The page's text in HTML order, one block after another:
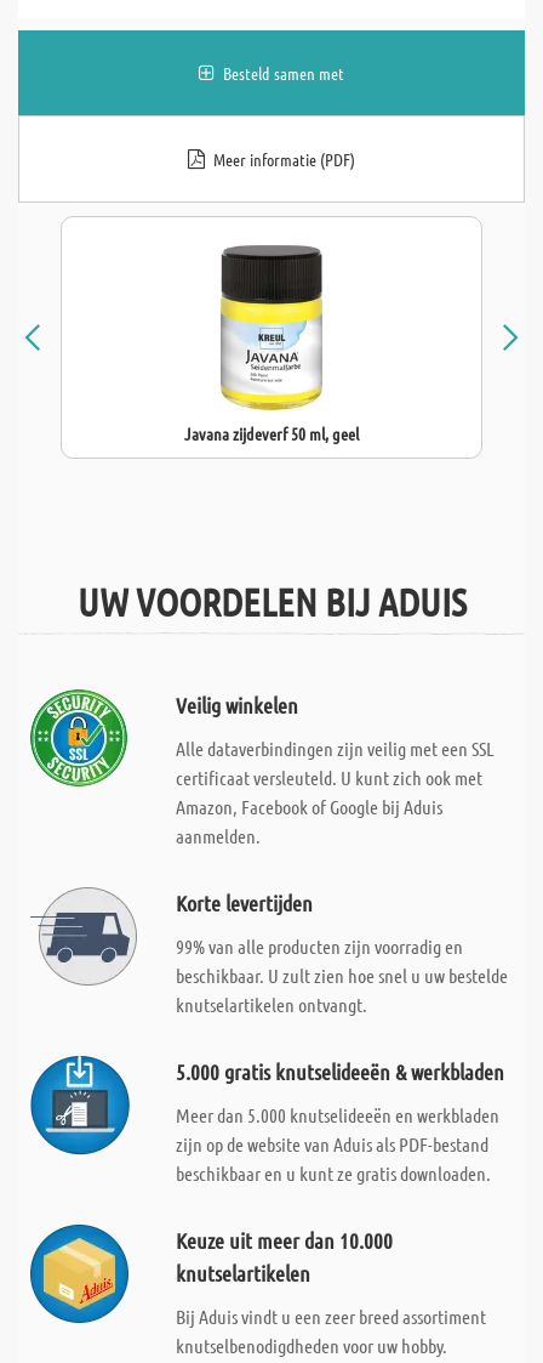
Besteld samen met
Meer informatie (PDF)
Javana zijdeverf 50 ml, geel
UW VOORDELEN BIJ ADUIS
Veilig winkelen
Alle dataverbindingen zijn veilig met een SSL
certificaat versleuteld. U kunt zich ook met
Amazon, Facebook of Google bij Aduis
aanmelden.
Korte levertijden
99% van alle producten zijn voorradig en
beschikbaar. U zult zien hoe snel u uw bestelde
knutselartikelen ontvangt.
5.000 gratis knutselideeën & werkbladen
Meer dan 5.000 knutselideeën en werkbladen
zijn op de website van Aduis als PDF-bestand
beschikbaar en u kunt ze gratis downloaden.
Keuze uit meer dan 10.000
knutselartikelen
Bij Aduis vindt u een zeer breed assortiment
knutselbenodigdheden voor uw hobby.